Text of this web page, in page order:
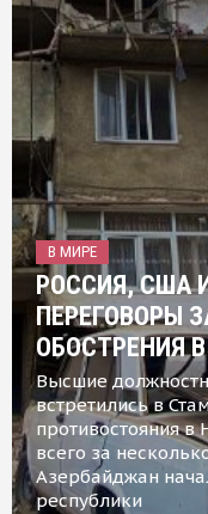
В МИРЕ
РОССИЯ, США
ПЕРЕГОВОРЫ
ОБОСТРЕНИЯ
Высшие
встретились в
противостояния в
всего за
Азербайджан
республики